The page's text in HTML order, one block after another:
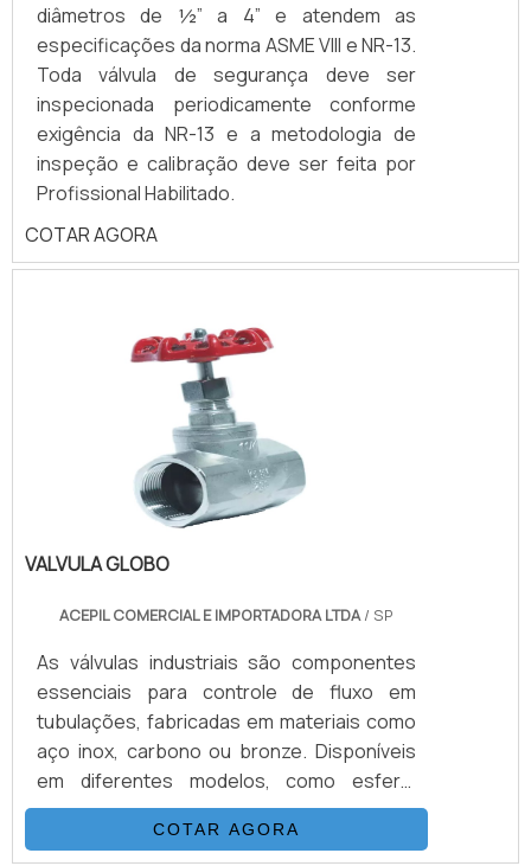
diâmetros de ½” a 4” e atendem as
especificações da norma ASME VIII e NR-13.
Toda válvula de segurança deve ser
inspecionada periodicamente conforme
exigência da NR-13 e a metodologia de
inspeção e calibração deve ser feita por
Profissional Habilitado.
COTAR AGORA
VALVULA GLOBO
ACEPIL COMERCIAL E IMPORTADORA LTDA/ SP
As válvulas industriais são componentes
essenciais para controle de fluxo em
tubulações, fabricadas em materiais como
aço inox, carbono ou bronze. Disponíveis
em diferentes modelos, como esfera,
gaveta e globo, garantem vedação
eficiente e operação precisa em sistemas
COTAR AGORA